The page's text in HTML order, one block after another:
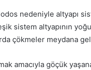
nedeniyle altyapı
sistem altyapının
çökmeler meydana
amacıyla göçük